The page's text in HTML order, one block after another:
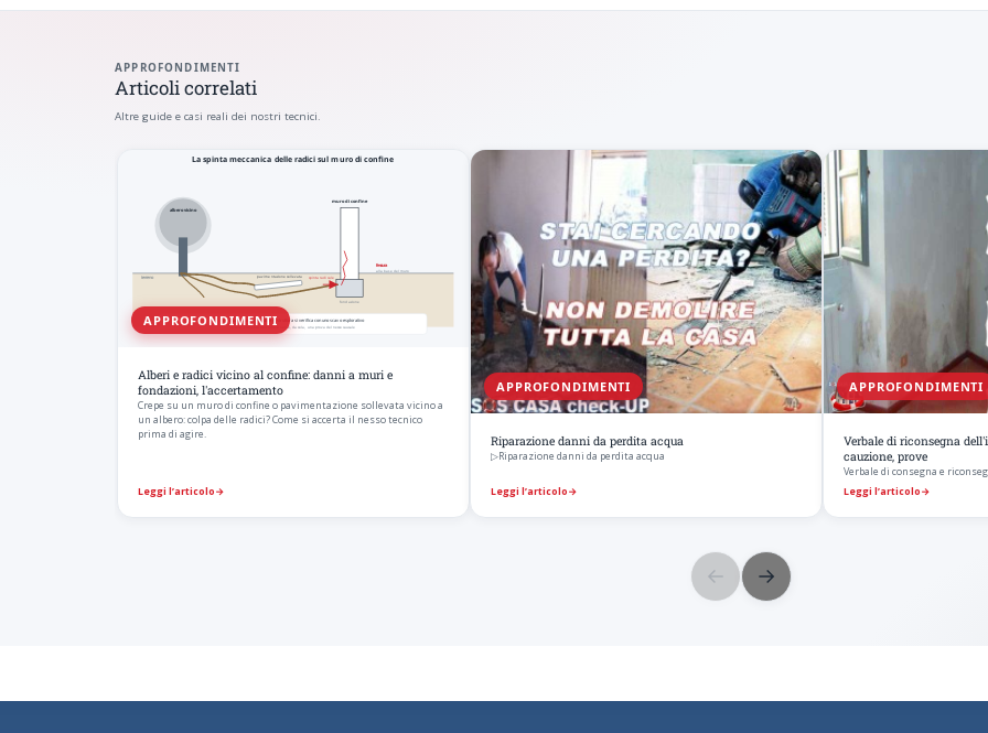
APPROFONDIMENTI
Articoli correlati
Altre guide e casi reali dei nostri tecnici.
APPROFONDIMENTI
Alberi e radici vicino al confine: danni a muri e
fondazioni, l'accertamento
Crepe su un muro di confine o pavimentazione sollevata vicino a
un albero: colpa delle radici? Come si accerta il nesso tecnico
prima di agire.
Leggi l’articolo→
APPROFONDIMENTI
Riparazione danni da perdita acqua
▷Riparazione danni da perdita acqua
Leggi l’articolo→
APPROFONDIMENTI
Verbale di riconsegna
cauzione, prove
Verbale di consegna e
Leggi l’articolo→
← →